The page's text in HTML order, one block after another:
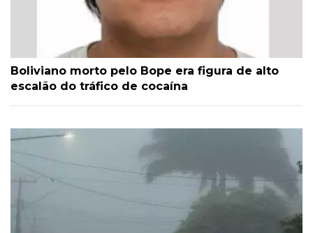
Boliviano morto pelo Bope era figura de alto
escalão do tráfico de cocaína